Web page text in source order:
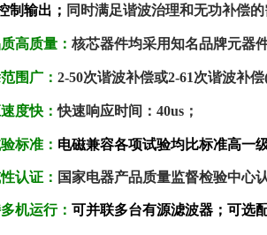
制输出； 同时满足谐波治理和无功补偿的
高质量： 核芯器件均采用知名
围广： 2-50次谐波补偿或2-61次谐波补
度快：快速响应时间：
标准： 电磁兼容各项试验均比
认证： 国家电器产品质量监督检
机运行： 可并联多台有源滤波器；可选